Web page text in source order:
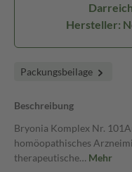
Hersteller:
Packungsbeilage
Beschreibung
Bryonia Komplex Nr.
homöopathisches
therapeutische… Mehr